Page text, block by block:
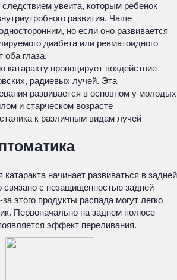
следствием увеита, которым ребенок
развития. Чаще
но если оно развивается
диабета или ревматоидного
оба глаза.
провоцирует воздействие
радиевых лучей. Эта
развивается в основном у молодых
и старческом возрасте
к различным видам лучей
начинает развиваться в задней
связано с незащищенностью задней
этого продукты распада могут легко
Первоначально на заднем полюсе
эффект переливания.